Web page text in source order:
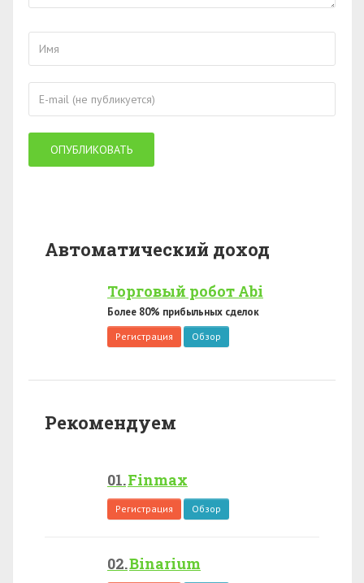
Автоматический доход
Торговый робот Abi
Более 80% прибыльных сделок
Регистрация Обзор
Рекомендуем
Finmax
Регистрация Обзор
Binarium